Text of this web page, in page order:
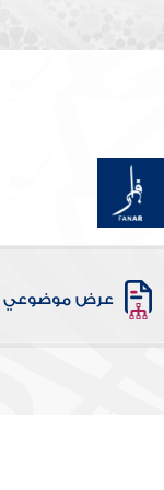
عرض موضوعي